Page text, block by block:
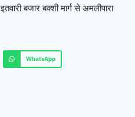
बजार बक्शी मार्ग से अमलीपारा
WhatsApp